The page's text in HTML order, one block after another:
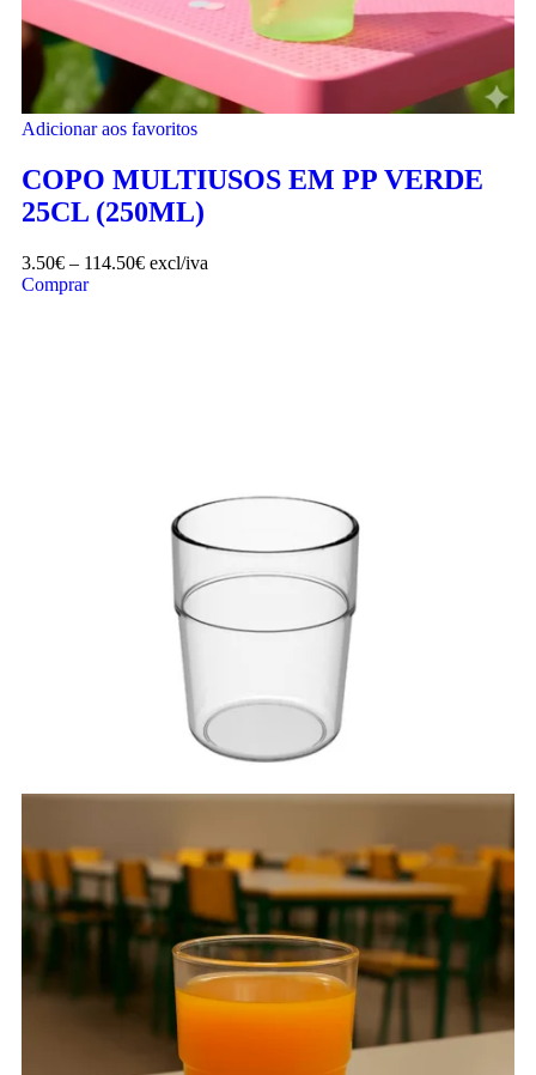
Adicionar aos favoritos
COPO MULTIUSOS EM PP VERDE
25CL (250ML)
3.50€ – 114.50€ excl/iva
Comprar